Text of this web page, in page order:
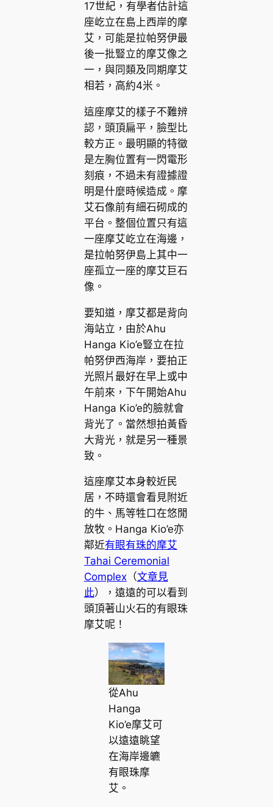
17世紀，有學者估計這
座屹立在島上西岸的摩
艾，可能是拉帕努伊最
後一批豎立的摩艾像之
一，與同類及同期摩艾
相若，高約4米。
這座摩艾的樣子不難辨
認，頭頂扁平，臉型比
較方正。最明顯的特徵
是左胸位置有一閃電形
刻痕，不過未有證據證
明是什麼時候造成。摩
艾石像前有細石砌成的
平台。整個位置只有這
一座摩艾屹立在海邊，
是拉帕努伊島上其中一
座孤立一座的摩艾巨石
像。
要知道，摩艾都是背向
海站立，由於Ahu
Hanga Kio’e豎立在拉
帕努伊西海岸，要拍正
光照片最好在早上或中
午前來，下午開始Ahu
Hanga Kio’e的臉就會
背光了。當然想拍黃昏
大背光，就是另一種景
致。
這座摩艾本身較近民
居，不時還會看見附近
的牛、馬等牲口在悠閒
放牧。Hanga Kio’e亦
鄰近有眼有珠的摩艾
Tahai Ceremonial
Complex（文章見
此），遠遠的可以看到
頭頂著山火石的有眼珠
摩艾呢！
從Ahu
Hanga
Kio’e摩艾可
以遠遠眺望
在海岸邊皫
有眼珠摩
艾。